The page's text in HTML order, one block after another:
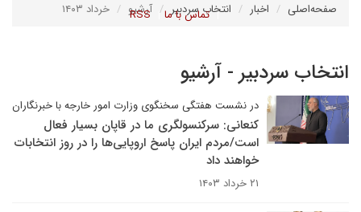
تماس با ما RSS صفحه‌اصلی اخبار انتخاب سردبیر آرشیو خرداد ۱۴۰۳
انتخاب سردبیر - آرشیو
در نشست هفتگی سخنگوی وزارت امور خارجه با خبرنگاران
کنعانی: سرکنسولگری ما در قاپان بسیار فعال
است/مردم ایران پاسخ اروپایی‌ها را در روز انتخابات
خواهند داد
۲۱ خرداد ۱۴۰۳